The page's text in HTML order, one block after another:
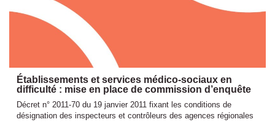
Établissements et services médico-sociaux en
difficulté : mise en place de commission d’enquête
Décret n° 2011-70 du 19 janvier 2011 fixant les conditions de
désignation des inspecteurs et contrôleurs des agences régionales